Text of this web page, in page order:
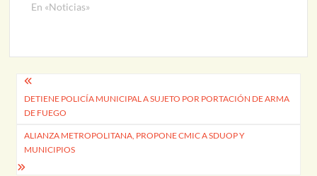
En «Noticias»
Navegación
de
entradas
DETIENE POLICÍA MUNICIPAL A SUJETO POR PORTACIÓN DE ARMA
DE FUEGO
ALIANZA METROPOLITANA, PROPONE CMIC A SDUOP Y
MUNICIPIOS